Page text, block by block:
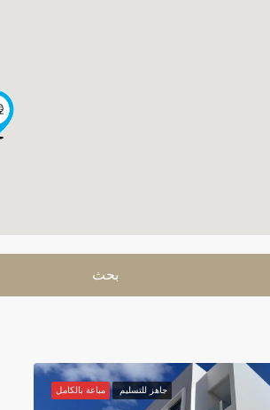
بحث
جاهز للتسليم مباعة بالكامل